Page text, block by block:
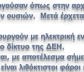
όπως στην
ουσιών. Μετά
με ηλεκτρική
δίκτυο της ΔΕΗ.
με αποτέλεσμα
λιθόκτιστοι